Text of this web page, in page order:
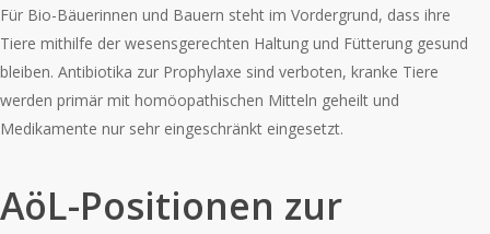
Für Bio-Bäuerinnen und Bauern steht im Vordergrund, dass ihre
Tiere mithilfe der wesensgerechten Haltung und Fütterung gesund
bleiben. Antibiotika zur Prophylaxe sind verboten, kranke Tiere
werden primär mit homöopathischen Mitteln geheilt und
Medikamente nur sehr eingeschränkt eingesetzt.
AöL-Positionen zur